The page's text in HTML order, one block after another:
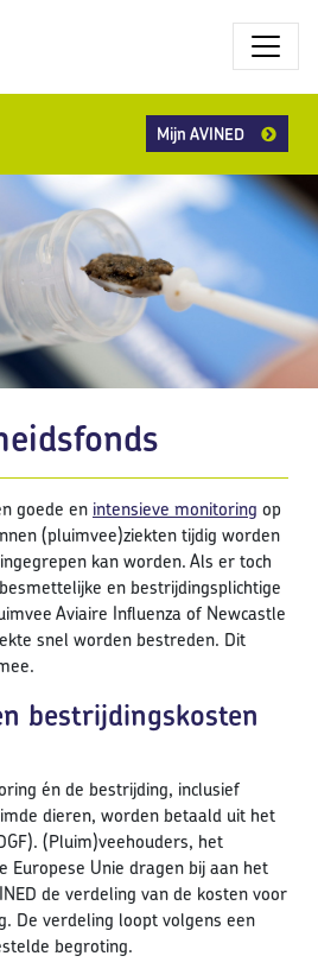
Mijn AVINED
goede en intensieve monitoring op
(pluimvee)ziekten tijdig worden
kan worden. Als er toch
en bestrijdingsplichtige
Aviaire Influenza of Newcastle
snel worden bestreden. Dit
bestrijdingskosten
én de bestrijding, inclusief
dieren, worden betaald uit het
(Pluim)veehouders, het
Europese Unie dragen bij aan het
de verdeling van de kosten voor
De verdeling loopt volgens een
begroting.